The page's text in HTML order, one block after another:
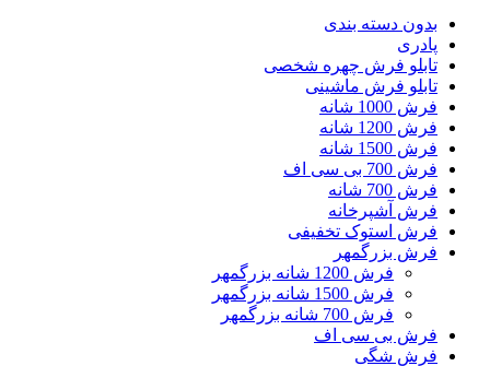
بدون دسته بندی
پادری
تابلو فرش چهره شخصی
تابلو فرش ماشینی
فرش 1000 شانه
فرش 1200 شانه
فرش 1500 شانه
فرش 700 بی سی اف
فرش 700 شانه
فرش آشپرخانه
فرش استوک تخفیفی
فرش بزرگمهر
فرش 1200 شانه بزرگمهر
فرش 1500 شانه بزرگمهر
فرش 700 شانه بزرگمهر
فرش بی سی اف
فرش شگی